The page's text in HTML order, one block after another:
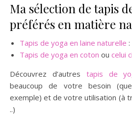
Ma sélection de tapis
préférés en matière
Tapis de yoga en laine naturelle :
Tapis de yoga en coton ou celui ci
Découvrez d’autres tapis de
beaucoup de votre besoin
exemple) et de votre utilisation (à
..)